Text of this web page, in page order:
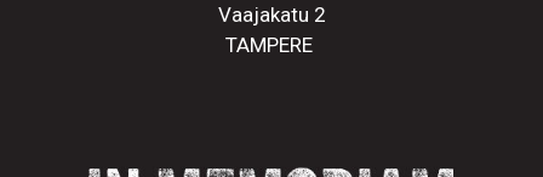
Vaajakatu 2
TAMPERE